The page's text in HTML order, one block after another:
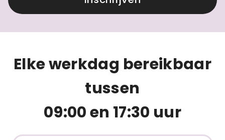
Elke werkdag bereikbaar
tussen
09:00 en 17:30 uur